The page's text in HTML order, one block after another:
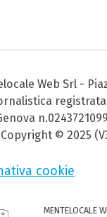
Web Srl -
Copyright © 2025
cookie